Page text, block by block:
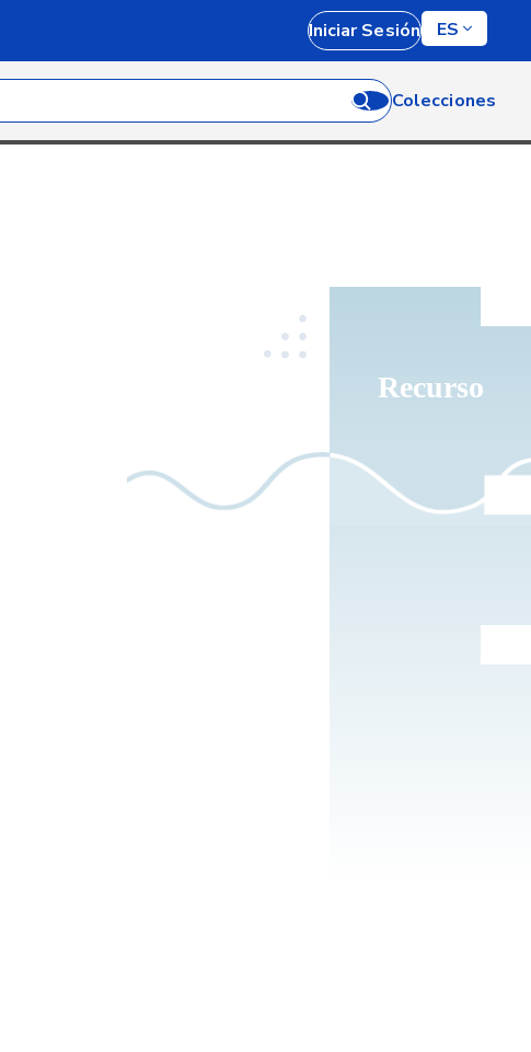
Iniciar Sesión ES
Colecciones
Recurso